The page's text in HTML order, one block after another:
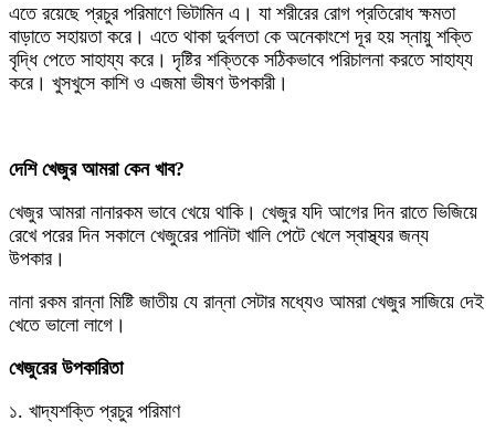
এতে রয়েছে প্রচুর পরিমাণে ভিটামিন এ। যা শরীরের রোগ প্রতিরোধ ক্ষমতা
বাড়াতে সহায়তা করে। এতে থাকা দুর্বলতা কে অনেকাংশে দূর হয় স্নায়ু শক্তি
বৃদ্ধি পেতে সাহায্য করে। দৃষ্টির শক্তিকে সঠিকভাবে পরিচালনা করতে সাহায্য
করে। খুসখুসে কাশি ও এজমা ভীষণ উপকারী।
দেশি খেজুর আমরা কেন খাব?
খেজুর আমরা নানারকম ভাবে খেয়ে থাকি। খেজুর যদি আগের দিন রাতে ভিজিয়ে
রেখে পরের দিন সকালে খেজুরের পানিটা খালি পেটে খেলে স্বাস্থ্যর জন্য
উপকার।
নানা রকম রান্না মিষ্টি জাতীয় যে রান্না সেটার মধ্যেও আমরা খেজুর সাজিয়ে দেই
খেতে ভালো লাগে।
খেজুরের উপকারিতা
১. খাদ্যশক্তি প্রচুর পরিমাণ